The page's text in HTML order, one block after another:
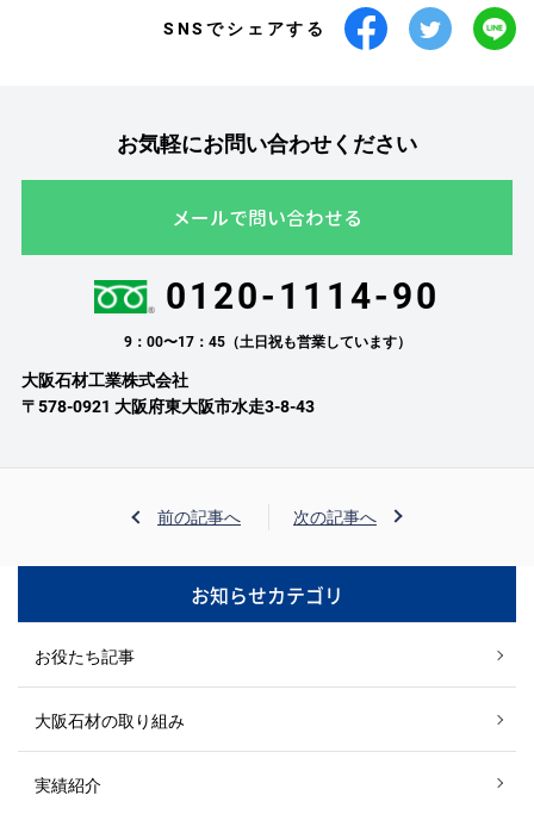
SNSでシェアする
お気軽にお問い合わせください
メールで問い合わせる
0120-1114-90
9：00〜17：45（土日祝も営業しています）
大阪石材工業株式会社
〒578-0921 大阪府東大阪市水走3-8-43
前の記事へ 次の記事へ
お知らせカテゴリ
お役たち記事
大阪石材の取り組み
実績紹介